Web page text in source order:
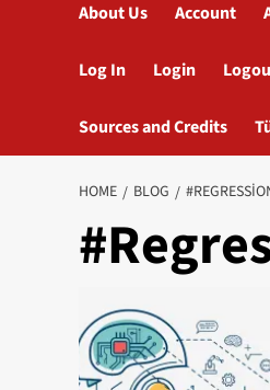
About Us Account
Log In Login
Sources and Credits
HOME BLOG